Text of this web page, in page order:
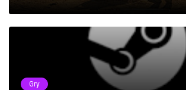
zwykłymi potworami
Gry